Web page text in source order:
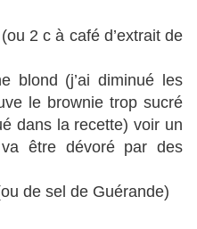
2 c à café d’extrait de
blond (j’ai diminué les
le brownie trop sucré
dans la recette) voir un
être dévoré par des
de sel de Guérande)